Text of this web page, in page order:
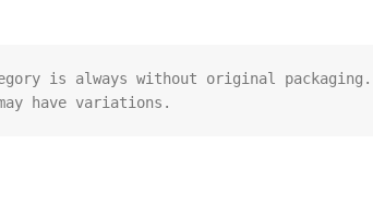
is always without original packaging.
have variations.